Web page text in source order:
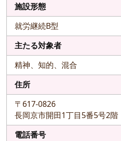
施設形態
就労継続B型
主たる対象者
精神、知的、混合
住所
〒617-0826
長岡京市開田1丁目5番5号2階
電話番号